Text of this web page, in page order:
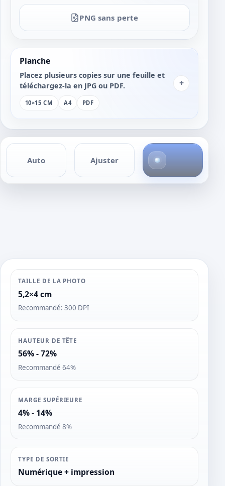
PNG sans perte
Planche
Placez plusieurs copies sur une feuille et
téléchargez-la en JPG ou PDF.
10×15 CM A4 PDF
+
Auto Ajuster
h
o
TAILLE DE LA PHOTO
5,2×4 cm
Recommandé: 300 DPI
HAUTEUR DE TÊTE
56% - 72%
Recommandé 64%
MARGE SUPÉRIEURE
4% - 14%
Recommandé 8%
TYPE DE SORTIE
Numérique + impression